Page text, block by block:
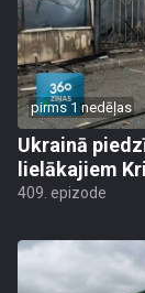
pirms 1 nedēļas
Ukrainā
lielākajiem
409. epizode